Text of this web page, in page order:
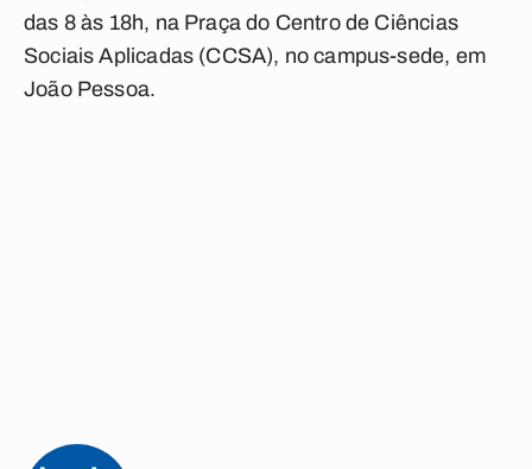
das 8 às 18h, na Praça do Centro de Ciências
Sociais Aplicadas (CCSA), no campus-sede, em
João Pessoa.